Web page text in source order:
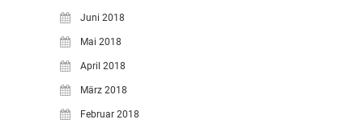
Juni 2018
Mai 2018
April 2018
März 2018
Februar 2018